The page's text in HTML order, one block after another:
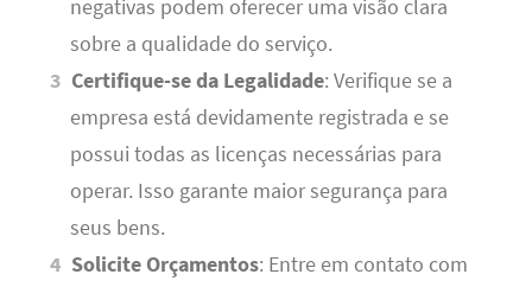
negativas podem oferecer uma visão clara
sobre a qualidade do serviço.
Certifique-se da Legalidade: Verifique se a
empresa está devidamente registrada e se
possui todas as licenças necessárias para
operar. Isso garante maior segurança para
seus bens.
Solicite Orçamentos: Entre em contato com